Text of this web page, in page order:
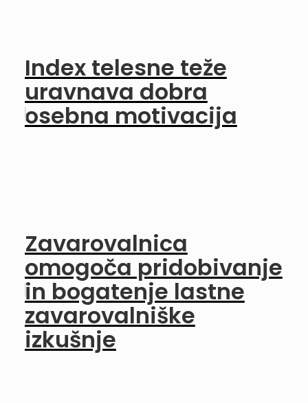
Index telesne teže
uravnava dobra
osebna motivacija
Zavarovalnica
omogoča pridobivanje
in bogatenje lastne
zavarovalniške
izkušnje